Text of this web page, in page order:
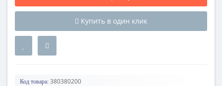
Купить в один клик
Код товара: 380380200